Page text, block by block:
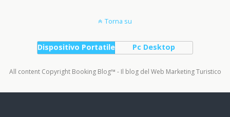
Torna su
Dispositivo Portatile Pc Desktop
All content Copyright Booking Blog™ - Il blog del Web Marketing Turistico